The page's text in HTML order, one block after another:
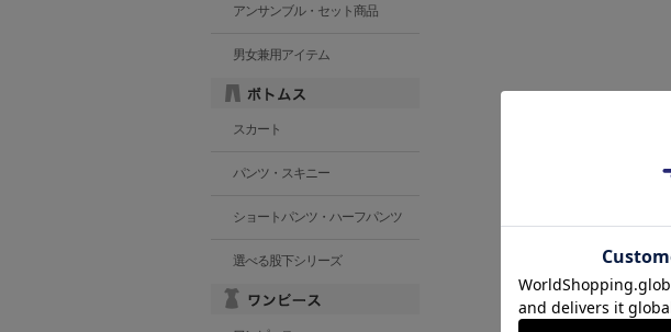
アンサンブル・セット商品
男女兼用アイテム
スカート
パンツ・スキニー
ショートパンツ・ハーフパンツ
選べる股下シリーズ